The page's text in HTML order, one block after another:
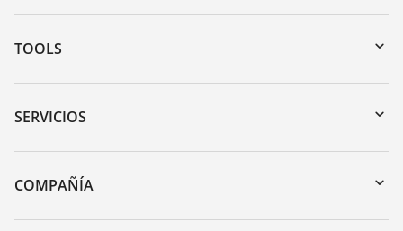
TOOLS
Zona de descarga
Búsqueda por número de serie
DTM Collection/PACTware
SERVICIOS
Devolución de instrumentos
Cursos de formacion
COMPAÑÍA
Acerca de VEGA